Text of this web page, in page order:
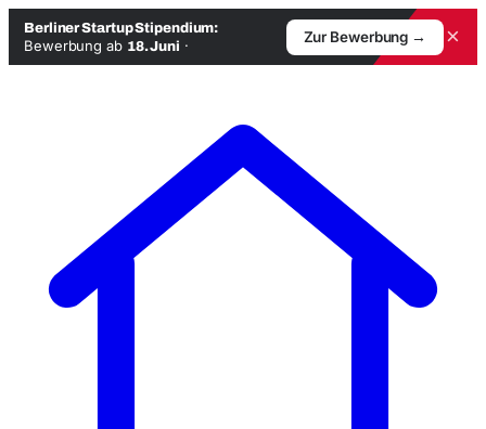
Berliner Startup Stipendium:
Bewerbung ab 18. Juni ·
Zur Bewerbung → ×